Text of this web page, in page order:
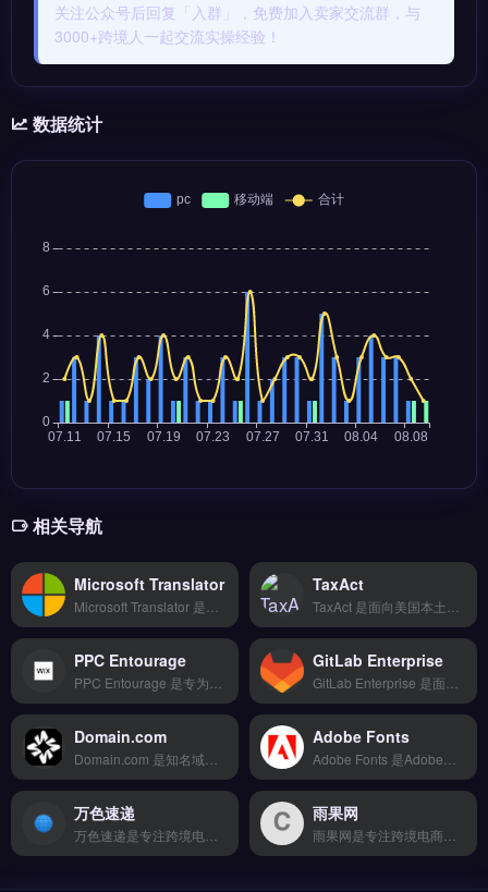
关注公众号后回复「入群」，免费加入卖家交流群，与
3000+跨境人一起交流实操经验！
数据统计
相关导航
Microsoft Translator TaxAct
PPC Entourage GitLab Enterprise
Domain.com Adobe Fonts
万色速递 雨果网